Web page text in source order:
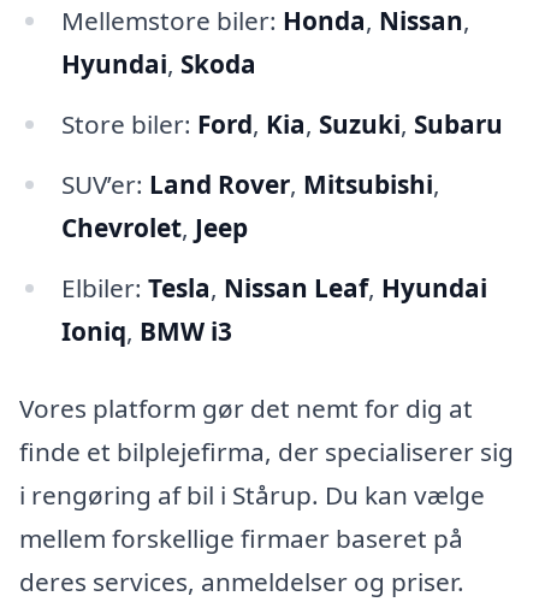
Mellemstore biler: Honda, Nissan,
Hyundai, Skoda
Store biler: Ford, Kia, Suzuki, Subaru
SUV’er: Land Rover, Mitsubishi,
Chevrolet, Jeep
Elbiler: Tesla, Nissan Leaf, Hyundai
Ioniq, BMW i3
Vores platform gør det nemt for dig at
finde et bilplejefirma, der specialiserer sig
i rengøring af bil i Stårup. Du kan vælge
mellem forskellige firmaer baseret på
deres services, anmeldelser og priser.